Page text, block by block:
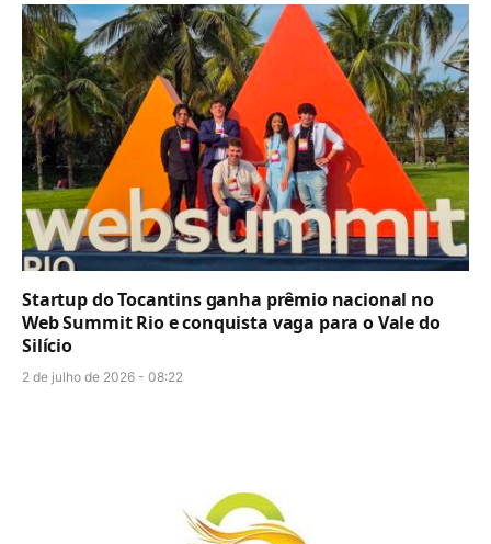
Startup do Tocantins ganha prêmio nacional no
Web Summit Rio e conquista vaga para o Vale do
Silício
2 de julho de 2026 - 08:22